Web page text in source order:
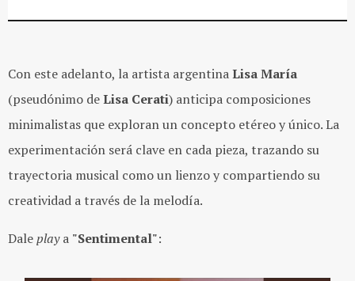
Con este adelanto, la artista argentinaLisa María
(pseudónimo deLisa Cerati) anticipa composiciones
minimalistas que exploran un concepto etéreo y único. La
experimentación será clave en cada pieza, trazando su
trayectoria musical como un lienzo y compartiendo su
creatividad a través de la melodía.
Daleplaya "Sentimental":